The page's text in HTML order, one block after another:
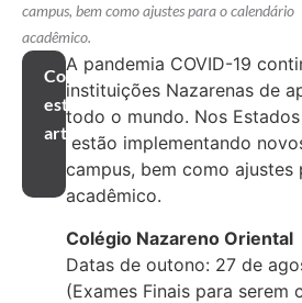
campus, bem como ajustes para o calendário
acadêmico.
Compartilhar
este
artigo
A pandemia COVID-19
instituições Nazarenas de
todo o mundo. Nos
estão implementando
campus, bem como ajustes
acadêmico.
Colégio Nazareno Oriental
Datas de outono: 27 de
(Exames Finais para serem